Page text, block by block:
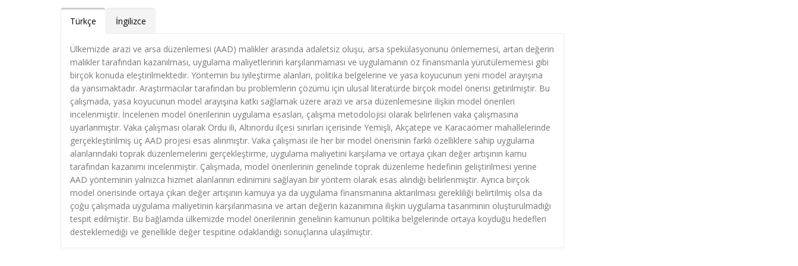
Türkçe İngilizce
Ülkemizde arazi ve arsa düzenlemesi (AAD) malikler arasında adaletsiz oluşu, arsa spekülasyonunu önlememesi, artan değerin
malikler tarafından kazanılması, uygulama maliyetlerinin karşılanmaması ve uygulamanın öz finansmanla yürütülememesi gibi
birçok konuda eleştirilmektedir. Yöntemin bu iyileştirme alanları, politika belgelerine ve yasa koyucunun yeni model arayışına
da yansımaktadır. Araştırmacılar tarafından bu problemlerin çözümü için ulusal literatürde birçok model önerisi getirilmiştir. Bu
çalışmada, yasa koyucunun model arayışına katkı sağlamak üzere arazi ve arsa düzenlemesine ilişkin model önerileri
incelenmiştir. İncelenen model önerilerinin uygulama esasları, çalışma metodolojisi olarak belirlenen vaka çalışmasına
uyarlanmıştır. Vaka çalışması olarak Ordu ili, Altınordu ilçesi sınırları içerisinde Yemişli, Akçatepe ve Karacaömer mahallelerinde
gerçekleştirilmiş üç AAD projesi esas alınmıştır. Vaka çalışması ile her bir model önerisinin farklı özelliklere sahip uygulama
alanlarındaki toprak düzenlemelerini gerçekleştirme, uygulama maliyetini karşılama ve ortaya çıkan değer artışının kamu
tarafından kazanımı incelenmiştir. Çalışmada, model önerilerinin genelinde toprak düzenleme hedefinin geliştirilmesi yerine
AAD yönteminin yalnızca hizmet alanlarının edinimini sağlayan bir yöntem olarak esas alındığı belirlenmiştir. Ayrıca birçok
model önerisinde ortaya çıkan değer artışının kamuya ya da uygulama finansmanına aktarılması gerekliliği belirtilmiş olsa da
çoğu çalışmada uygulama maliyetinin karşılanmasına ve artan değerin kazanımına ilişkin uygulama tasarımının oluşturulmadığı
tespit edilmiştir. Bu bağlamda ülkemizde model önerilerinin genelinin kamunun politika belgelerinde ortaya koyduğu hedefleri
desteklemediği ve genellikle değer tespitine odaklandığı sonuçlarına ulaşılmıştır.